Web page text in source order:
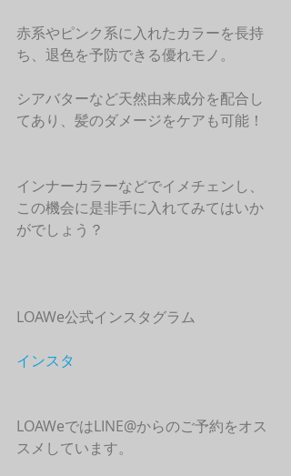
赤系やピンク系に入れたカラーを長持
ち、退色を予防できる優れモノ。
シアバターなど天然由来成分を配合し
てあり、髪のダメージをケアも可能！
インナーカラーなどでイメチェンし、
この機会に是非手に入れてみてはいか
がでしょう？
LOAWe公式インスタグラム
インスタ
LOAWeではLINE@からのご予約をオス
スメしています。